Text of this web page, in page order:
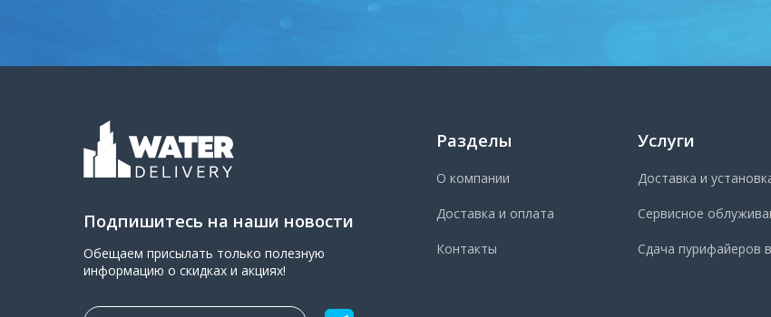
Подпишитесь на наши новости
Обещаем присылать только полезную
информацию о скидках и акциях!
Разделы
О компании
Доставка и оплата
Контакты
Услуги
Доставка и
Сервисное
Сдача пурифайеров